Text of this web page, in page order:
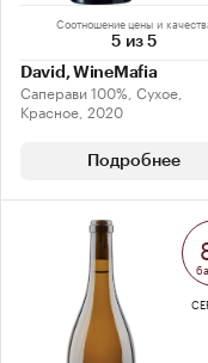
Соотношение цены и
5 из 5
David, WineMafia
Саперави 100%, Сухое,
Красное, 2020
Подробнее